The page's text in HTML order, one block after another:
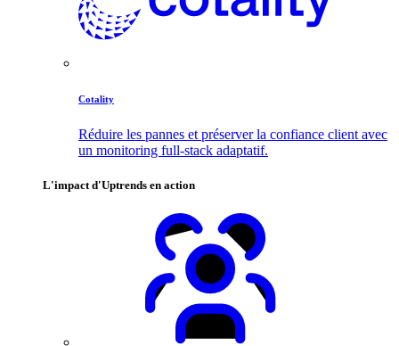
Cotality
Réduire les pannes et préserver la confiance client avec
un monitoring full-stack adaptatif.
L'impact d'Uptrends en action